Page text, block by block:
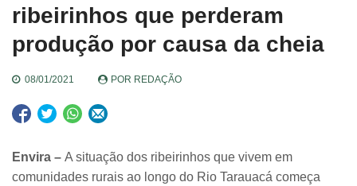
ribeirinhos que perderam
produção por causa da cheia
08/01/2021 POR REDAÇÃO
Envira – A situação dos ribeirinhos que vivem em
comunidades rurais ao longo do Rio Tarauacá começa